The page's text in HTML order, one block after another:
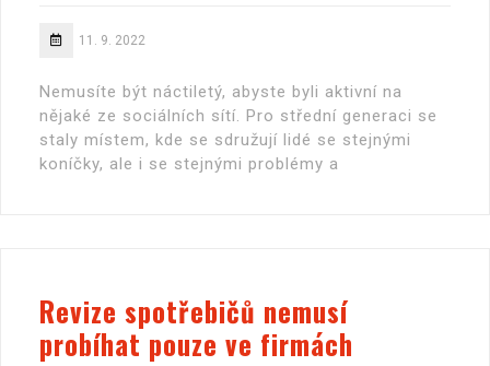
11. 9. 2022
Nemusíte být náctiletý, abyste byli aktivní na
nějaké ze sociálních sítí. Pro střední generaci se
staly místem, kde se sdružují lidé se stejnými
koníčky, ale i se stejnými problémy a
Revize spotřebičů nemusí
probíhat pouze ve firmách